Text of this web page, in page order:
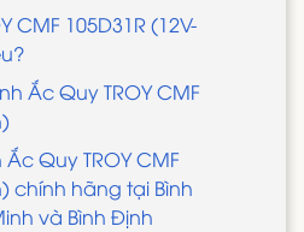
CMF 105D31R (12V-
Ắc Quy TROY CMF
Quy TROY CMF
chính hãng tại Bình
và Bình Định